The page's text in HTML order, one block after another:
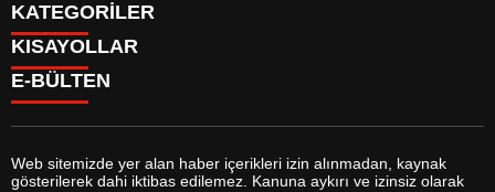
KATEGORİLER
GÜNDEM
DÜNYA
SİYASET
MAGAZİN
SAĞLIK
KISAYOLLAR
BURÇLAR
FİKSTÜR
E-BÜLTEN
Web sitemizde yer alan haber içerikleri izin alınmadan, kaynak
gösterilerek dahi iktibas edilemez. Kanuna aykırı ve izinsiz olarak